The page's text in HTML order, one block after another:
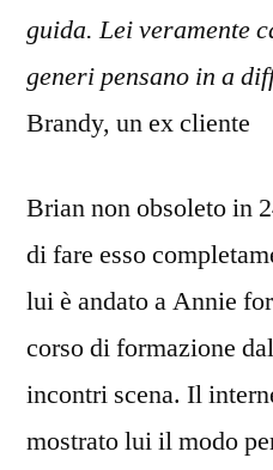
guida. Lei veramente
generi pensano in a
Brandy, un ex cliente
Brian non obsoleto in
di fare esso
lui è andato a Annie
corso di formazione
incontri scena. Il
mostrato lui il modo